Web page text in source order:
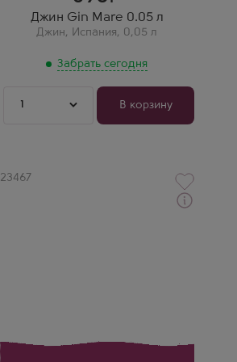
Джин Gin Mare 0.05 л
Джин, Испания, 0,05 л
Забрать сегодня
1 В корзину
Артикул
23467